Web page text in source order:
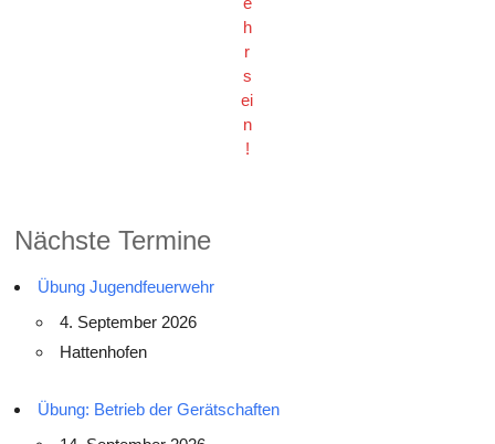
h
r
s
ei
n
!
Nächste Termine
Übung Jugendfeuerwehr
4. September 2026
Hattenhofen
Übung: Betrieb der Gerätschaften